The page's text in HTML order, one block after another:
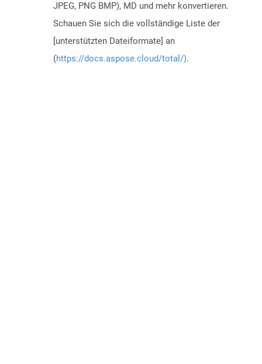
JPEG, PNG BMP), MD und mehr konvertieren.
Schauen Sie sich die vollständige Liste der
[unterstützten Dateiformate] an
(https://docs.aspose.cloud/total/).